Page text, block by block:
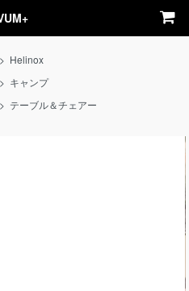
> Helinox
> キャンプ
> テーブル＆チェアー